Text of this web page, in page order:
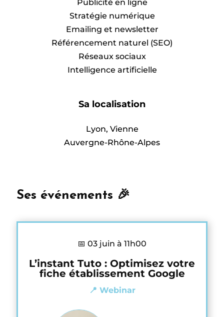
Publicité en ligne
Stratégie numérique
Emailing et newsletter
Référencement naturel (SEO)
Réseaux sociaux
Intelligence artificielle
Sa localisation
Lyon, Vienne
Auvergne-Rhône-Alpes
Ses événements 🎉
📅 03 juin à 11h00
L’instant Tuto : Optimisez votre
fiche établissement Google
📍 Webinar